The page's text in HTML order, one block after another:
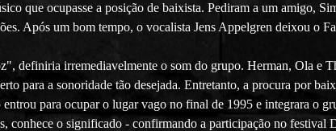
que ocupasse a posição de baixista. Pediram a um amigo,
Após um bom tempo, o vocalista Jens Appelgren deixou o
definiria irremediavelmente o som do grupo. Herman, Ola e
para a sonoridade tão desejada. Entretanto, a procura por
entrou para ocupar o lugar vago no final de 1995 e integrara o
conhece o significado - confirmando a participação no festival